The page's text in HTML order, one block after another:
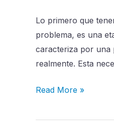
Lo primero que
problema, es una
caracteriza por una
realmente. Esta
del
adolescente
Read More »